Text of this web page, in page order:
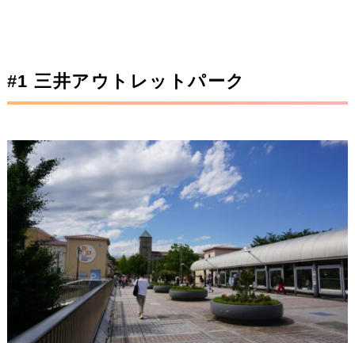
#1 三井アウトレットパーク